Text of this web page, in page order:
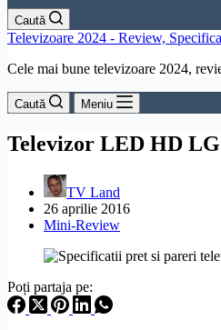
Caută
Televizoare 2024 - Review,
Cele mai bune televizoare 2024,
Caută Meniu
Televizor LED HD
TV Land
26 aprilie 2016
Mini-Review
Poți partaja pe: